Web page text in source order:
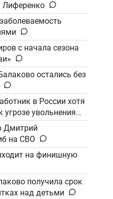
Лиференко
с начала сезона
остались без
в России хотя
угрозе увольнения
Дмитрий
на СВО
на финишную
получила срок
над детьми